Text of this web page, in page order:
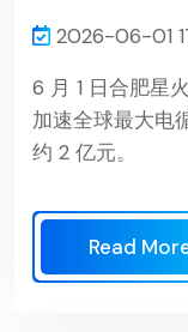
2026-06-01
6 月 1 日合肥星
加速全球最大电
约 2 亿元。
Read